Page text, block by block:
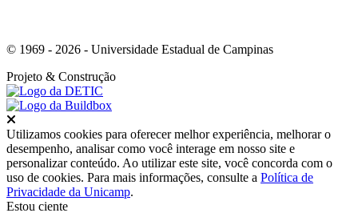
© 1969 - 2026 - Universidade Estadual de Campinas
Projeto & Construção
Utilizamos cookies para oferecer melhor experiência, melhorar o
desempenho, analisar como você interage em nosso site e
personalizar conteúdo. Ao utilizar este site, você concorda com o
uso de cookies. Para mais informações, consulte a Política de
Privacidade da Unicamp.
Estou ciente